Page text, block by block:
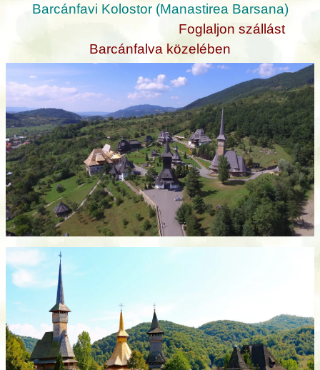
Barcánfavi Kolostor (Manastirea Barsana)
Foglaljon szállást
Barcánfalva közelében